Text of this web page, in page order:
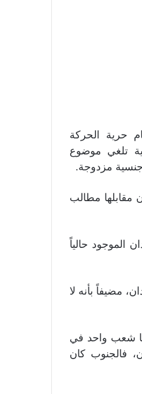
حرية الحركة
تلغي موضوع
جنسية مزدوجة.
مقابلها مطالب
الموجود حالياً
مضيفاً بأنه لا
شعب واحد في
فالجنوب كان